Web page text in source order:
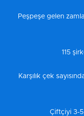
Peşpeşe gelen
115
Karşılık çek
Çiftçiyi 3-